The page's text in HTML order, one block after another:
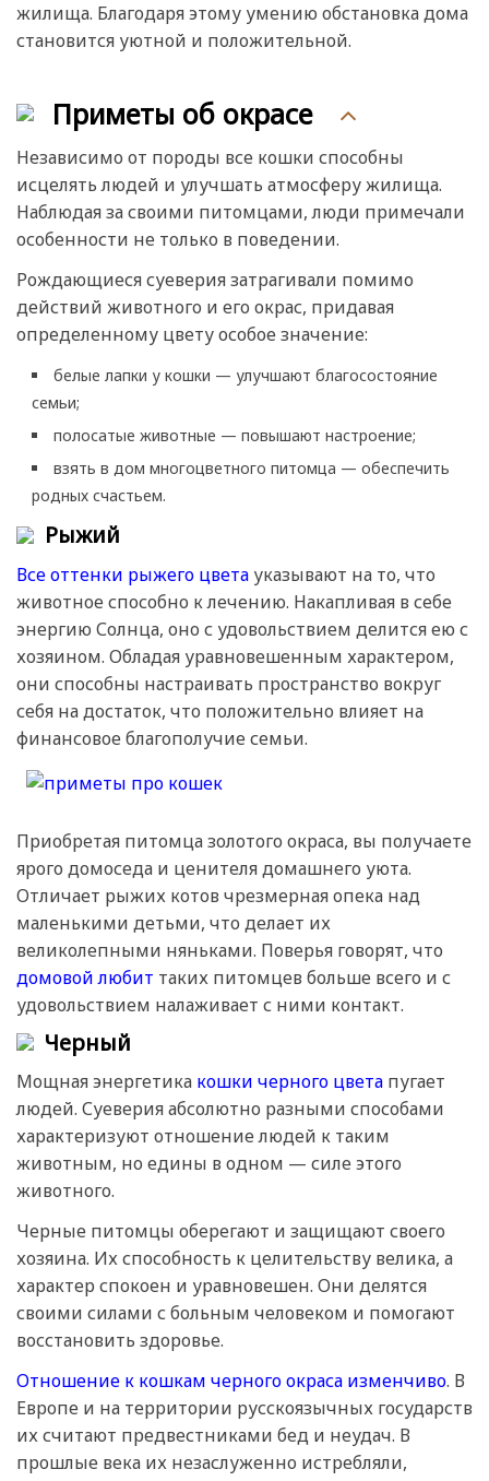
жилища. Благодаря этому умению обстановка дома
становится уютной и положительной.
Приметы об окрасе
Независимо от породы все кошки способны
исцелять людей и улучшать атмосферу жилища.
Наблюдая за своими питомцами, люди примечали
особенности не только в поведении.
Рождающиеся суеверия затрагивали помимо
действий животного и его окрас, придавая
определенному цвету особое значение:
белые лапки у кошки — улучшают благосостояние
семьи;
полосатые животные — повышают настроение;
взять в дом многоцветного питомца — обеспечить
родных счастьем.
Рыжий
Все оттенки рыжего цвета указывают на то, что
животное способно к лечению. Накапливая в себе
энергию Солнца, оно с удовольствием делится ею с
хозяином. Обладая уравновешенным характером,
они способны настраивать пространство вокруг
себя на достаток, что положительно влияет на
финансовое благополучие семьи.
Приобретая питомца золотого окраса, вы получаете
ярого домоседа и ценителя домашнего уюта.
Отличает рыжих котов чрезмерная опека над
маленькими детьми, что делает их
великолепными няньками. Поверья говорят, что
домовой любит таких питомцев больше всего и с
удовольствием налаживает с ними контакт.
Черный
Мощная энергетика кошки черного цвета пугает
людей. Суеверия абсолютно разными способами
характеризуют отношение людей к таким
животным, но едины в одном — силе этого
животного.
Черные питомцы оберегают и защищают своего
хозяина. Их способность к целительству велика, а
характер спокоен и уравновешен. Они делятся
своими силами с больным человеком и помогают
восстановить здоровье.
Отношение к кошкам черного окраса изменчиво. В
Европе и на территории русскоязычных государств
их считают предвестниками бед и неудач. В
прошлые века их незаслуженно истребляли,